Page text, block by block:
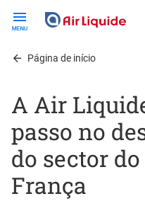
contentPágina de início
A Air
passo no
do sector
França